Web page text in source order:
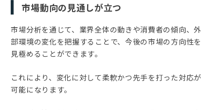
市場動向の見通しが立つ
市場分析を通じて、業界全体の動きや消費者の傾向、外
部環境の変化を把握することで、今後の市場の方向性を
見極めることができます。
これにより、変化に対して柔軟かつ先手を打った対応が
可能になります。